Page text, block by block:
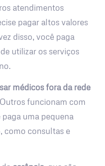
atendimentos
pagar altos valores
disso, você paga
utilizar os serviços
médicos fora da rede
funcionam com
paga uma pequena
como consultas e